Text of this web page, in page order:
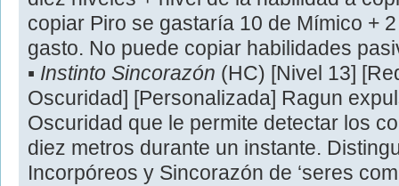
copiar Piro se gastaría 10 de Mímico +
gasto. No puede copiar habilidades
▪ Instinto Sincorazón (HC) [Nivel 13]
Oscuridad] [Personalizada] Ragun
Oscuridad que le permite detectar los
diez metros durante un instante.
Incorpóreos y Sincorazón de ‘seres